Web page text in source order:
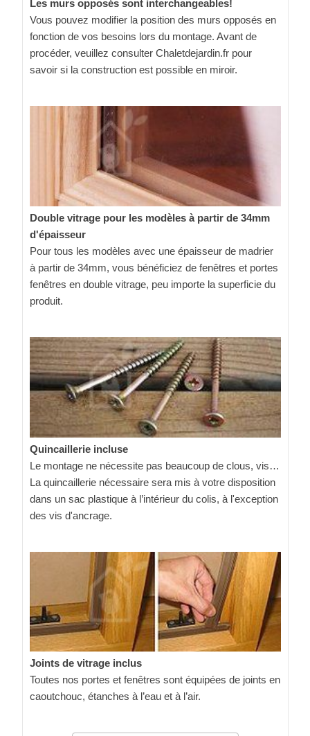
Les murs opposés sont interchangeables!
Vous pouvez modifier la position des murs opposés en
fonction de vos besoins lors du montage. Avant de
procéder, veuillez consulter Chaletdejardin.fr pour
savoir si la construction est possible en miroir.
Double vitrage pour les modèles à partir de 34mm
d'épaisseur
Pour tous les modèles avec une épaisseur de madrier
à partir de 34mm, vous bénéficiez de fenêtres et portes
fenêtres en double vitrage, peu importe la superficie du
produit.
Quincaillerie incluse
Le montage ne nécessite pas beaucoup de clous, vis…
La quincaillerie nécessaire sera mis à votre disposition
dans un sac plastique à l’intérieur du colis, à l'exception
des vis d'ancrage.
Joints de vitrage inclus
Toutes nos portes et fenêtres sont équipées de joints en
caoutchouc, étanches à l’eau et à l’air.